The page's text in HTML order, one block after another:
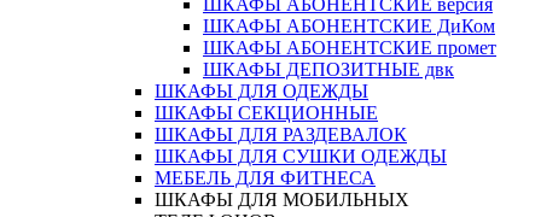
ШКАФЫ АБОНЕНТСКИЕ версия
ШКАФЫ АБОНЕНТСКИЕ ДиКом
ШКАФЫ АБОНЕНТСКИЕ промет
ШКАФЫ ДЕПОЗИТНЫЕ двк
ШКАФЫ ДЛЯ ОДЕЖДЫ
ШКАФЫ СЕКЦИОННЫЕ
ШКАФЫ ДЛЯ РАЗДЕВАЛОК
ШКАФЫ ДЛЯ СУШКИ ОДЕЖДЫ
МЕБЕЛЬ ДЛЯ ФИТНЕСА
ШКАФЫ ДЛЯ МОБИЛЬНЫХ